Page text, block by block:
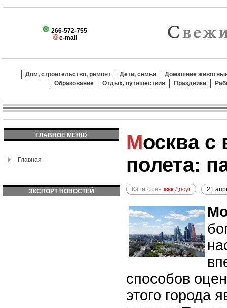
266-572-755
e-mail
Дом, строительство, ремонт Дети, семья
Домашние
Образование
Отдых, путешествия Праздники
ГЛАВНОЕ МЕНЮ
Главная
ЭКСПОРТ НОВОСТЕЙ
Москва с высоты птичьего
полета:
Категория Досуг 21
способов
этого города